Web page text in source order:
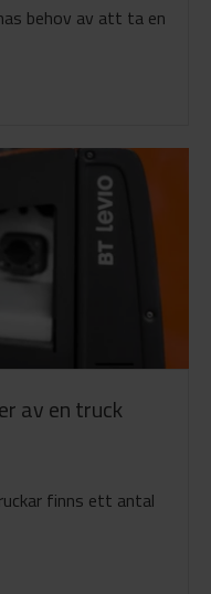
behov av att ta en
av en truck
finns ett antal